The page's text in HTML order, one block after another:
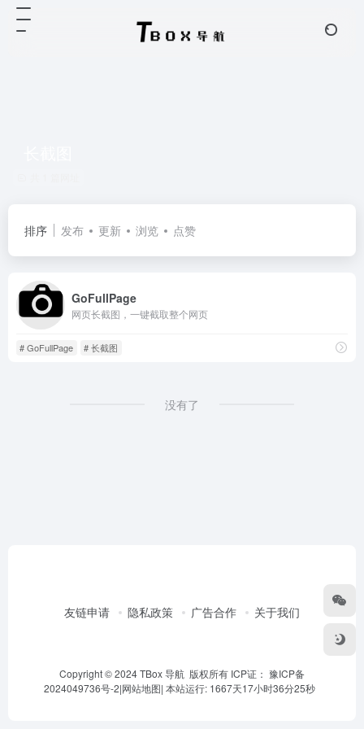
排序 发布 更新 浏览 点赞
GoFullPage
网页长截图，一键截取整个网页
# GoFullPage # 长截图
没有了
友链申请 隐私政策 广告合作 关于我们
Copyright © 2024 TBox 导航 版权所有 ICP证： 豫ICP备
2024049736号-2|网站地图| 本站运行: 1667天17小时36分25秒